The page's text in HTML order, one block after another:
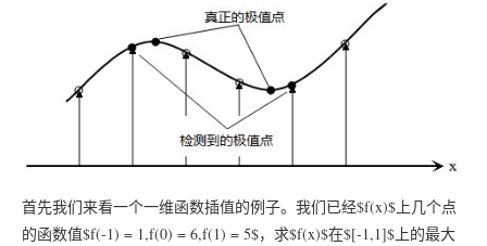
首先我们来看一个一维函数插值的例子。我们已经$f(x)$上几个点
的函数值$f(-1) = 1,f(0) = 6,f(1) = 5$，求$f(x)$在$[-1,1]$上的最大